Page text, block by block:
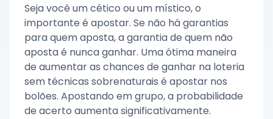
Seja você um cético ou um místico, o
importante é apostar. Se não há garantias
para quem aposta, a garantia de quem não
aposta é nunca ganhar. Uma ótima maneira
de aumentar as chances de ganhar na loteria
sem técnicas sobrenaturais é apostar nos
bolões. Apostando em grupo, a probabilidade
de acerto aumenta significativamente.